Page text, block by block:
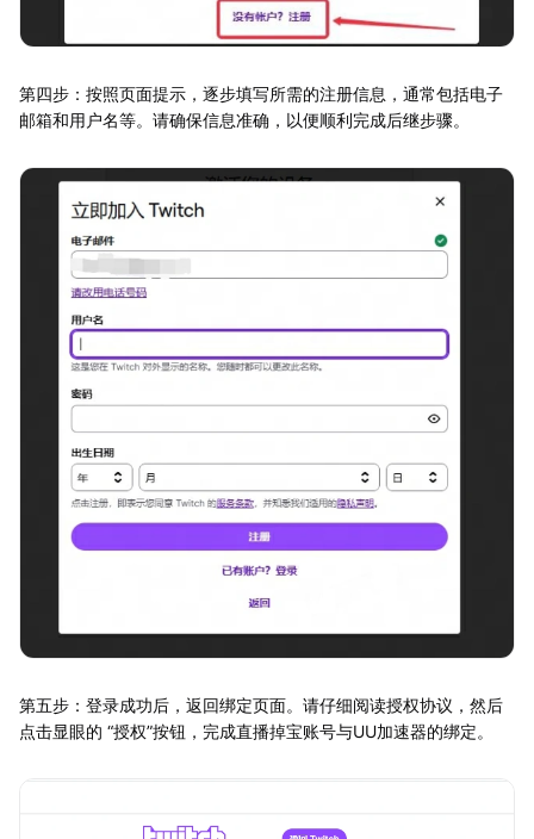
第四步：按照页面提示，逐步填写所需的注册信息，通常包括电子
邮箱和用户名等。请确保信息准确，以便顺利完成后继步骤。
第五步：登录成功后，返回绑定页面。请仔细阅读授权协议，然后
点击显眼的 “授权”按钮，完成直播掉宝账号与UU加速器的绑定。